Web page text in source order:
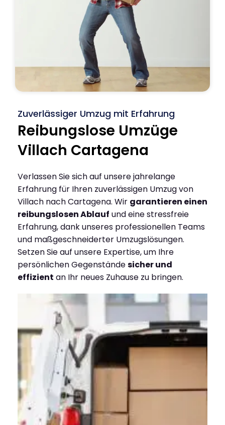
Zuverlässiger Umzug mit Erfahrung
Reibungslose Umzüge
Villach Cartagena
Verlassen Sie sich auf unsere jahrelange
Erfahrung für Ihren zuverlässigen Umzug von
Villach nach Cartagena. Wir garantieren einen
reibungslosen Ablauf und eine stressfreie
Erfahrung, dank unseres professionellen Teams
und maßgeschneiderter Umzugslösungen.
Setzen Sie auf unsere Expertise, um Ihre
persönlichen Gegenständesicher und
effizient an Ihr neues Zuhause zu bringen.